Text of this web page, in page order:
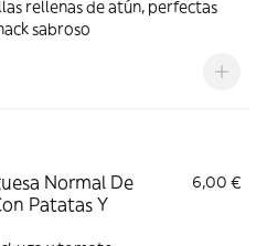
rellenas de atún, perfectas
sabroso
Normal De
Patatas Y
6,00 €